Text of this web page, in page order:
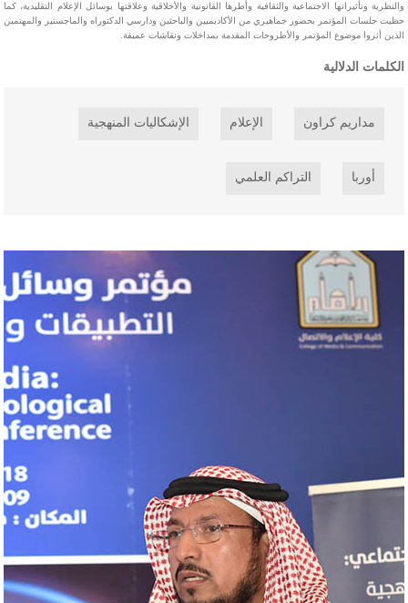
والنظرية وتأثيراتها الاجتماعية والثقافية وأطرها القانونية والأخلاقية وعلاقتها بوسائل الإعلام التقليدية، كما
حظيت جلسات المؤتمر بحضور جماهيري من الأكاديميين والباحثين ودارسي الدكتوراه والماجستير والمهتمين
الذين أثروا موضوع المؤتمر والأطروحات المقدمة بمداخلات ونقاشات عميقة.
الكلمات الدلالية
مداريم كراون الإعلام الإشكاليات المنهجية
أوربا التراكم العلمي